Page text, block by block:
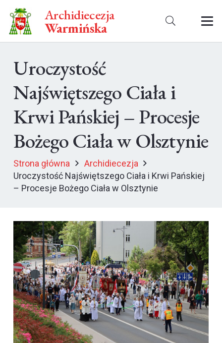
Archidiecezja
Warmińska
Uroczystość
Najświętszego Ciała i
Krwi Pańskiej – Procesje
Bożego Ciała w Olsztynie
Strona główna
Archidiecezja
Uroczystość Najświętszego Ciała i Krwi Pańskiej
– Procesje Bożego Ciała w Olsztynie